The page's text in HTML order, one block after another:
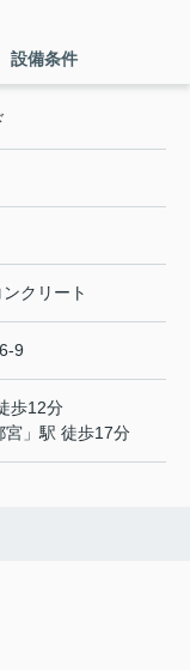
設備条件
クリート
9
歩12分
宮 」駅 徒歩17分